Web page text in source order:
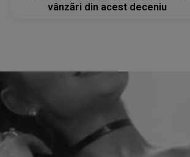
vânzări din acest deceniu